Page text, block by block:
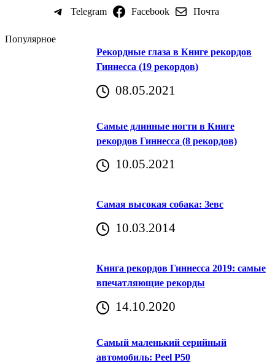
Telegram Facebook Почта
Популярное
Рекордные глаза в Книге рекордов
Гиннесса (19 рекордов)
08.05.2021
Самые длинные ногти в Книге
рекордов Гиннесса (8 рекордов)
10.05.2021
Самая высокая собака: Зевс
10.03.2014
Книга рекордов Гиннесса 2019: самые
впечатляющие рекорды
14.10.2020
Самый маленький серийный
автомобиль: Peel P50